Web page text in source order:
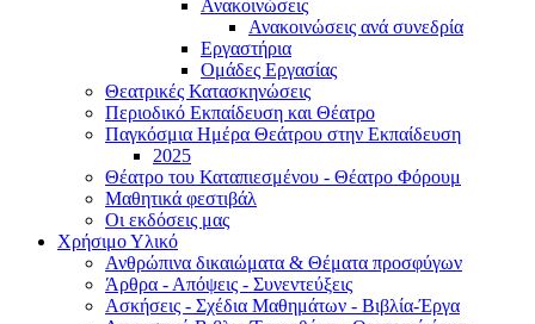
Ανακοινώσεις
Ανακοινώσεις ανά συνεδρία
Εργαστήρια
Ομάδες Εργασίας
Θεατρικές Κατασκηνώσεις
Περιοδικό Εκπαίδευση και Θέατρο
Παγκόσμια Ημέρα Θεάτρου στην Εκπαίδευση
2025
Θέατρο του Καταπιεσμένου - Θέατρο Φόρουμ
Μαθητικά φεστιβάλ
Οι εκδόσεις μας
Χρήσιμο Υλικό
Ανθρώπινα δικαιώματα & Θέματα προσφύγων
Άρθρα - Απόψεις - Συνεντεύξεις
Ασκήσεις - Σχέδια Μαθημάτων - Βιβλία-Έργα